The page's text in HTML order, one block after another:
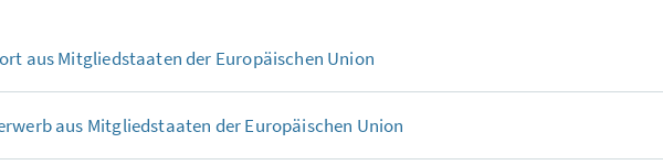
aus Mitgliedstaaten der Europäischen Union
aus Mitgliedstaaten der Europäischen Union